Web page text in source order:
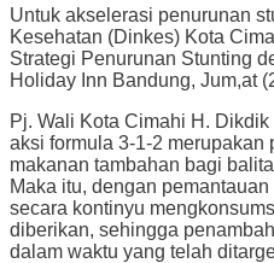
Untuk akselerasi penurunan
Kesehatan (Dinkes) Kota
Strategi Penurunan Stunting
Holiday Inn Bandung, Jum,at
Pj. Wali Kota Cimahi H.
aksi formula 3-1-2 merupakan
makanan tambahan bagi
Maka itu, dengan
secara kontinyu
diberikan, sehingga
dalam waktu yang telah